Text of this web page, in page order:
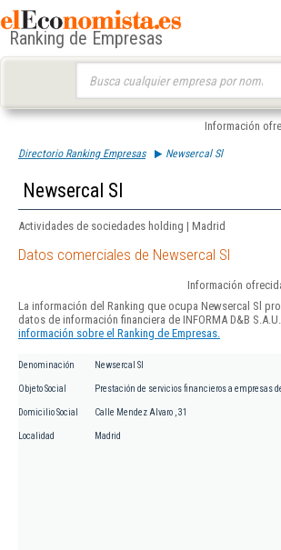
Ranking de Empresas
Información
Directorio Ranking Empresas Newsercal Sl
Newsercal Sl
Actividades de sociedades holding | Madrid
Datos comerciales de Newsercal Sl
Información
La información del Ranking que ocupa Newsercal Sl
datos de información financiera de INFORMA D&B
información sobre el Ranking de Empresas.
Denominación Newsercal Sl
Objeto Social Prestación de servicios financieros a empresas
Domicilio Social Calle Mendez Alvaro , 31
Localidad Madrid